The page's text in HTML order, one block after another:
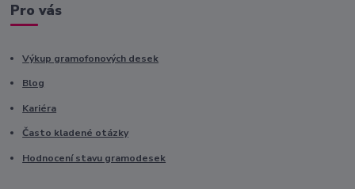
Pro vás
Výkup gramofonových desek
Blog
Kariéra
Často kladené otázky
Hodnocení stavu gramodesek